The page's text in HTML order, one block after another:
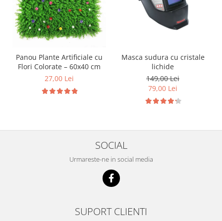
Panou Plante Artificiale cu
Flori Colorate – 60x40 cm
27,00 Lei
Masca sudura cu cristale
lichide
149,00 Lei
79,00 Lei
SOCIAL
Urmareste-ne in social media
SUPORT CLIENTI